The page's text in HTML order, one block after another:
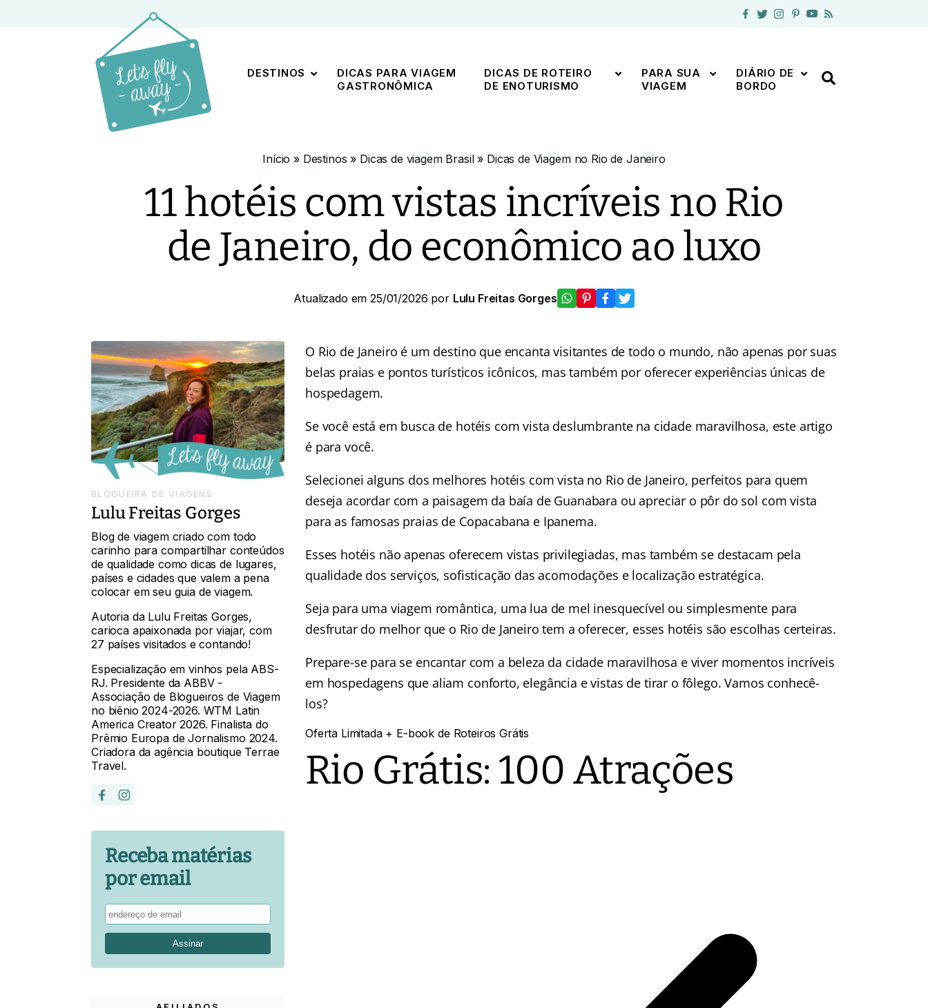
DESTINOS
DICAS PARA VIAGEM
GASTRONÔMICA
DICAS DE ROTEIRO
DE ENOTURISMO
PARA SUA
VIAGEM
DIÁRIO DE
BORDO
Início » Destinos » Dicas de viagem Brasil» Dicas de Viagem no Rio de Janeiro
11 hotéis com vistas incríveis no Rio
de Janeiro, do econômico ao luxo
Atualizado em 25/01/2026 por Lulu Freitas Gorges
O Rio de Janeiro é um destino que encanta visitantes de todo o mundo, não apenas por suas
belas praias e pontos turísticos icônicos, mas também por oferecer experiências únicas de
hospedagem.
Se você está em busca de hotéis com vista deslumbrante na cidade maravilhosa, este artigo
é para você.
Selecionei alguns dos melhores hotéis com vista no Rio de Janeiro, perfeitos para quem
deseja acordar com a paisagem da baía de Guanabara ou apreciar o pôr do sol com vista
para as famosas praias de Copacabana e Ipanema.
Esses hotéis não apenas oferecem vistas privilegiadas, mas também se destacam pela
qualidade dos serviços, sofisticação das acomodações e localização estratégica.
Seja para uma viagem romântica, uma lua de mel inesquecível ou simplesmente para
desfrutar do melhor que o Rio de Janeiro tem a oferecer, esses hotéis são escolhas certeiras.
Prepare-se para se encantar com a beleza da cidade maravilhosa e viver momentos incríveis
em hospedagens que aliam conforto, elegância e vistas de tirar o fôlego. Vamos conhecê-
los?
Oferta Limitada + E-book de Roteiros Grátis
Rio Grátis: 100 Atrações
BLOGUEIRA DE VIAGENS
Lulu Freitas Gorges
Blog de viagem criado com todo
carinho para compartilhar conteúdos
de qualidade como dicas de lugares,
países e cidades que valem a pena
colocar em seu guia de viagem.
Autoria da Lulu Freitas Gorges,
carioca apaixonada por viajar, com
27 países visitados e contando!
Especialização em vinhos pela ABS-
RJ. Presidente da ABBV -
Associação de Blogueiros de Viagem
no biênio 2024-2026. WTM Latin
America Creator 2026. Finalista do
Prêmio Europa de Jornalismo 2024.
Criadora da agência boutique Terrae
Travel.
Receba matérias
por email